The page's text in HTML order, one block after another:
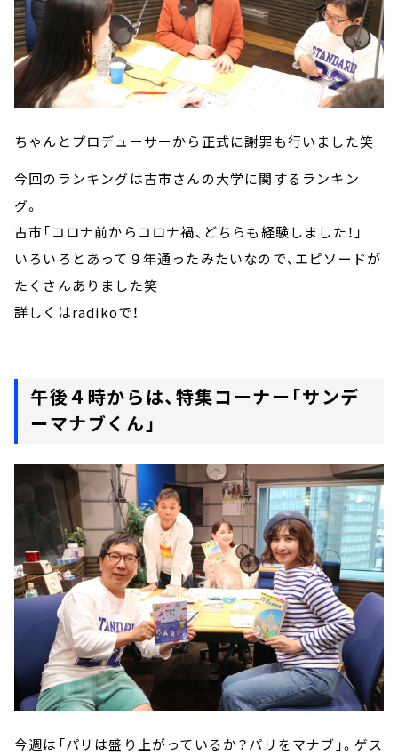
ちゃんとプロデューサーから正式に謝罪も行いました笑
今回のランキングは古市さんの大学に関するランキン
グ。
古市「コロナ前からコロナ禍、どちらも経験しました！」
いろいろとあって９年通ったみたいなので、エピソードが
たくさんありました笑
詳しくはradikoで！
午後４時からは、特集コーナー「サンデ
ーマナブくん」
今週は「パリは盛り上がっているか？パリをマナブ」。ゲス